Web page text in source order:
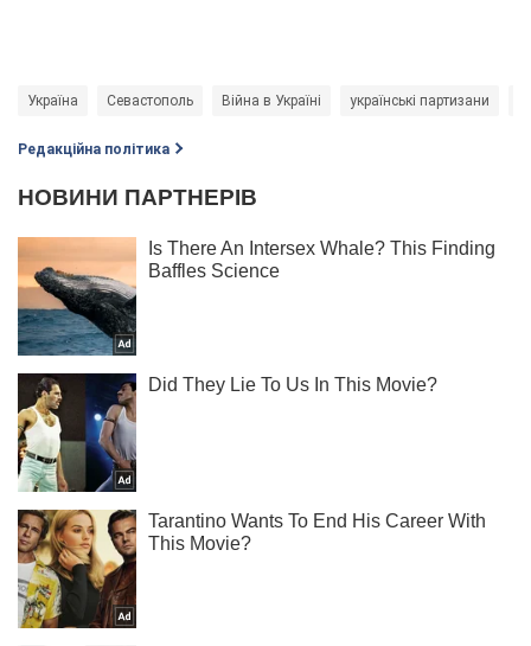
Україна Севастополь Війна в Україні українські партизани
Редакційна політика